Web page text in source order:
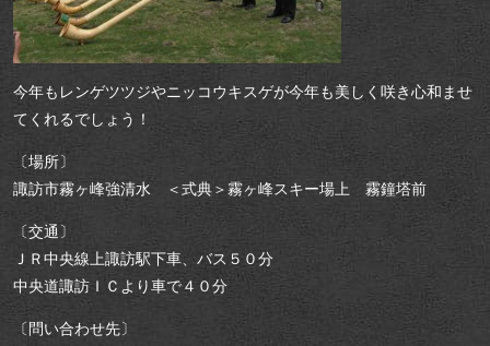
今年もレンゲツツジやニッコウキスゲが今年も美しく咲き心和ませ
てくれるでしょう！
〔場所〕
諏訪市霧ヶ峰強清水 ＜式典＞霧ヶ峰スキー場上 霧鐘塔前
〔交通〕
ＪＲ中央線上諏訪駅下車、バス５０分
中央道諏訪ＩＣより車で４０分
〔問い合わせ先〕